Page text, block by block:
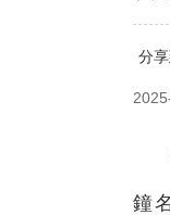
分享
鐘